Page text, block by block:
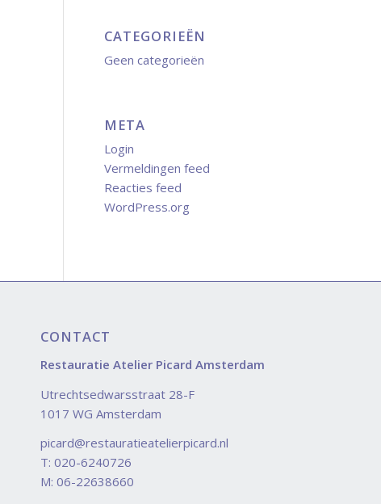
CATEGORIEËN
Geen categorieën
META
Login
Vermeldingen feed
Reacties feed
WordPress.org
CONTACT
Restauratie Atelier Picard Amsterdam
Utrechtsedwarsstraat 28-F
1017 WG Amsterdam
picard@restauratieatelierpicard.nl
T: 020-6240726
M: 06-22638660